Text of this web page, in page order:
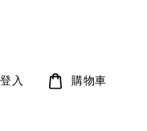
登入 購物車